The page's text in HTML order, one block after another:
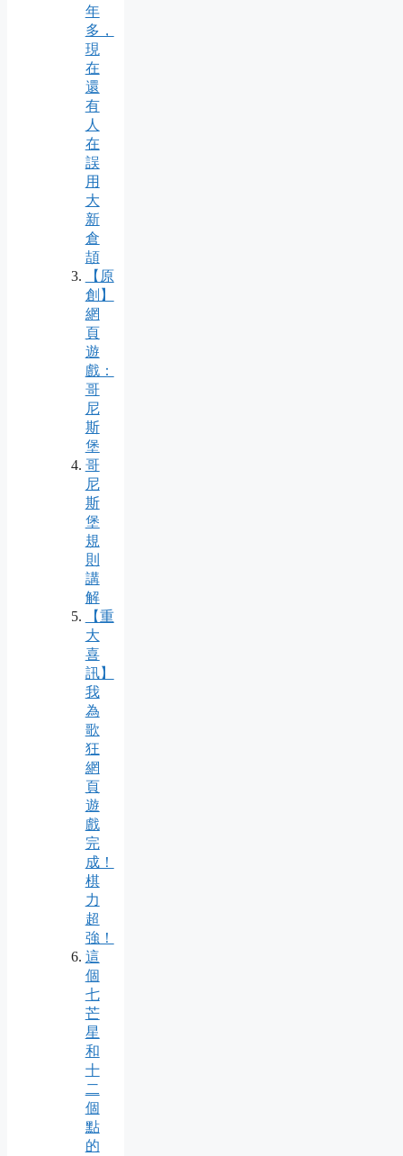
年
多，
現
在
還
有
人
在
誤
用
大
新
倉
頡
【原
創】
網
頁
遊
戲：
哥
尼
斯
堡
哥
尼
斯
堡
規
則
講
解
【重
大
喜
訊】
我
為
歌
狂
網
頁
遊
戲
完
成！
棋
力
超
強！
這
個
七
芒
星
和
十
二
個
點
的